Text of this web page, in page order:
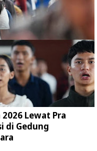
Lewat Pra
di Gedung